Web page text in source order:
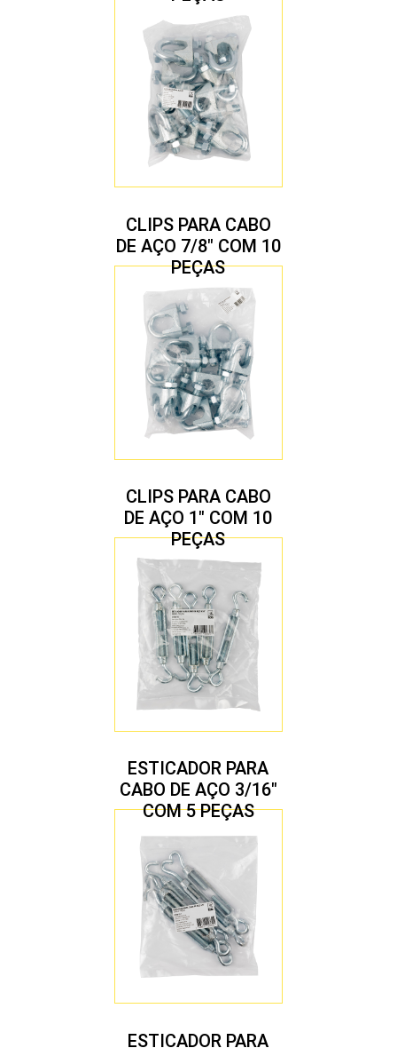
CLIPS PARA CABO
DE AÇO 7/8″ COM 10
PEÇAS
CLIPS PARA CABO
DE AÇO 1″ COM 10
PEÇAS
ESTICADOR PARA
CABO DE AÇO 3/16″
COM 5 PEÇAS
ESTICADOR PARA